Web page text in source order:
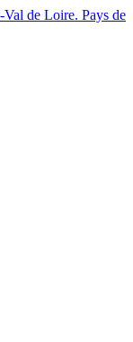
Val de Loire. Pays de